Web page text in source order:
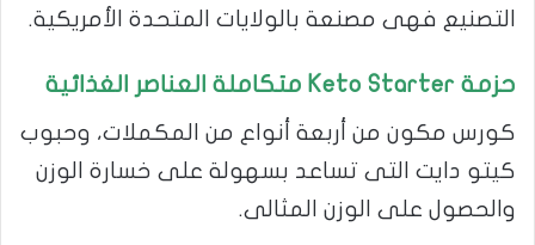
التصنيع فهى مصنعة بالولايات المتحدة الأمريكية.
حزمة Keto Starter متكاملة العناصر الغذائية
كورس مكون من أربعة أنواع من المكملات، وحبوب
كيتو دايت التى تساعد بسهولة على خسارة الوزن
والحصول على الوزن المثالى.